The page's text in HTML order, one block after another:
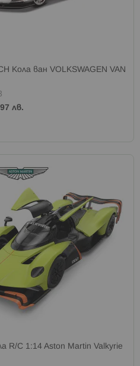
Кола ван VOLKSWAGEN VAN
лв.
R/C 1:14 Aston Martin Valkyrie